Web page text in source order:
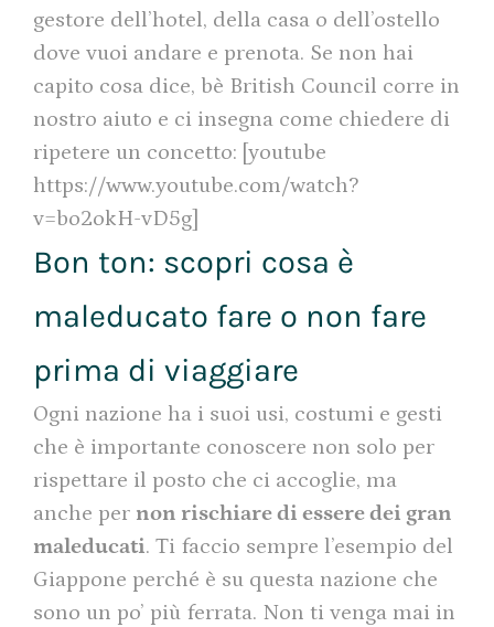
gestore dell’hotel, della casa o dell’ostello
dove vuoi andare e prenota. Se non hai
capito cosa dice, bè British Council corre in
nostro aiuto e ci insegna come chiedere di
ripetere un concetto: [youtube
https://www.youtube.com/watch?
v=bo2okH-vD5g]
Bon ton: scopri cosa è
maleducato fare o non fare
prima di viaggiare
Ogni nazione ha i suoi usi, costumi e gesti
che è importante conoscere non solo per
rispettare il posto che ci accoglie, ma
anche per non rischiare di essere dei gran
maleducati. Ti faccio sempre l’esempio del
Giappone perché è su questa nazione che
sono un po’ più ferrata. Non ti venga mai in